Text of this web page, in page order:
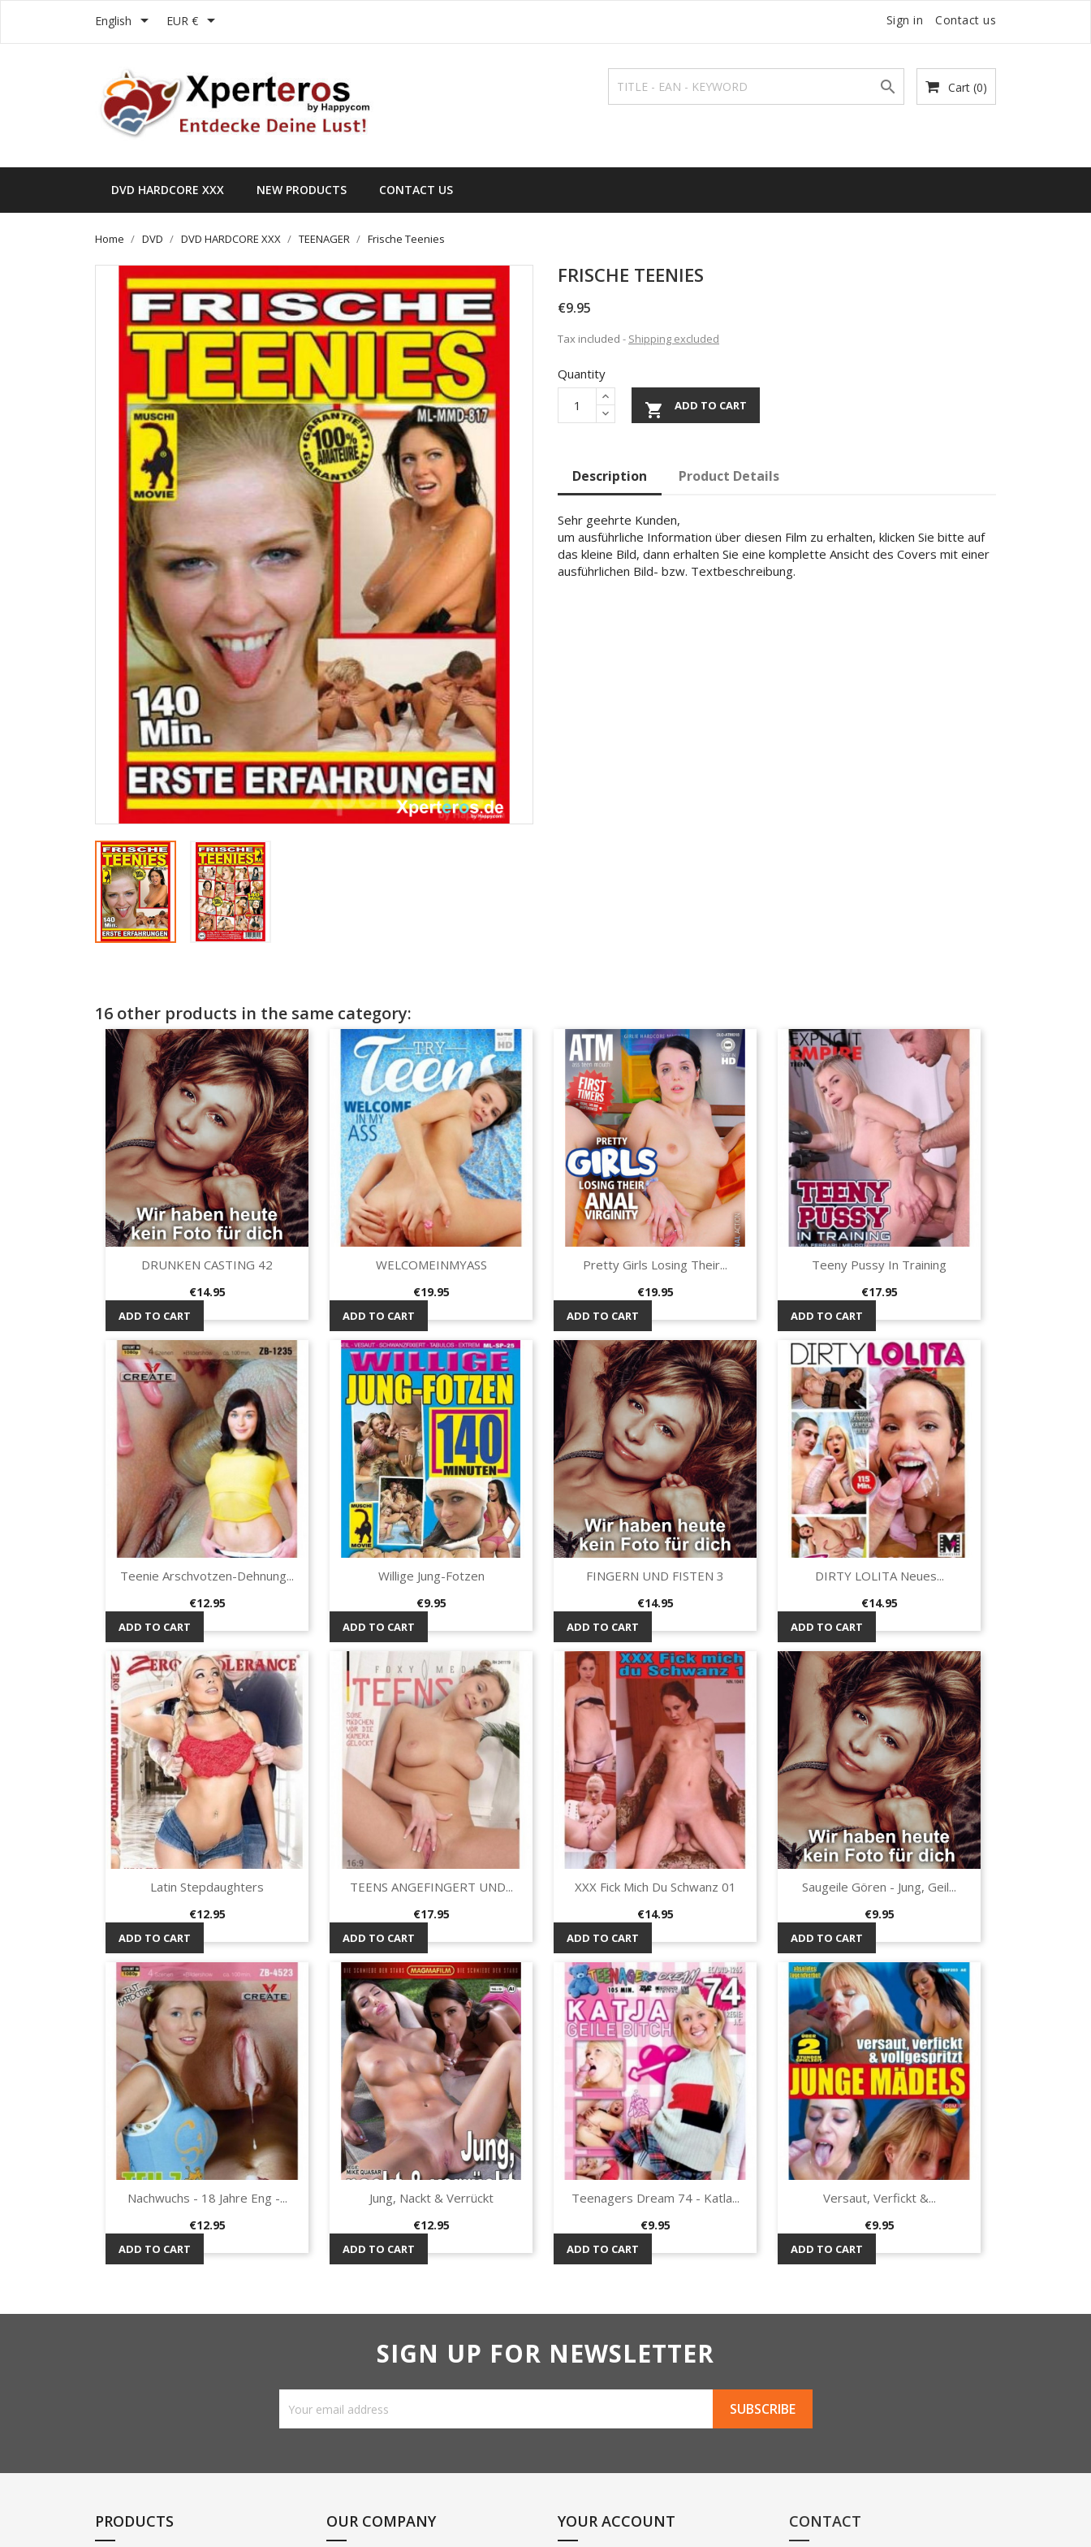
English  EUR €  Sign in Contact us
Cart (0)

DVD HARDCORE XXX NEW PRODUCTS CONTACT US
Home DVD DVD HARDCORE XXX TEENAGER Frische Teenies
FRISCHE TEENIES
€9.95
Tax included Shipping excluded
Quantity
 ADD TO CART
Description Product Details
Sehr geehrte Kunden,
um ausführliche Information über diesen Film zu erhalten, klicken Sie bitte auf
das kleine Bild, dann erhalten Sie eine komplette Ansicht des Covers mit einer
ausführlichen Bild- bzw. Textbeschreibung.
16 other products in the same category:
Quick view
DRUNKEN CASTING 42
Price
€14.95
ADD TO CART
Quick view
WELCOMEINMYASS
Price
€19.95
ADD TO CART
Quick view
Pretty Girls Losing Their...
Price
€19.95
ADD TO CART
 Quick view
Teeny Pussy In Training
Price
€17.95
ADD TO CART
Quick view
Teenie Arschvotzen-Dehnung...
Price
€12.95
ADD TO CART
Quick view
Willige Jung-Fotzen
Price
€9.95
ADD TO CART
Quick view
FINGERN UND FISTEN 3
Price
€14.95
ADD TO CART
 Quick view
DIRTY LOLITA Neues...
Price
€14.95
ADD TO CART
Quick view
Latin Stepdaughters
Price
€12.95
ADD TO CART
Quick view
TEENS ANGEFINGERT UND...
Price
€17.95
ADD TO CART
Quick view
XXX Fick Mich Du Schwanz 01
Price
€14.95
ADD TO CART
Quick view
Saugeile Gören - Jung, Geil...
Price
€9.95
ADD TO CART
Quick view
Nachwuchs - 18 Jahre Eng -...
Price
€12.95
ADD TO CART
Quick view
Jung, Nackt & Verrückt
Price
€12.95
ADD TO CART
Quick view
Teenagers Dream 74 - Katla...
Price
€9.95
ADD TO CART
Quick view
Versaut, Verfickt &...
Price
€9.95
ADD TO CART
SIGN UP FOR NEWSLETTER
PRODUCTS OUR COMPANY YOUR ACCOUNT CONTACT